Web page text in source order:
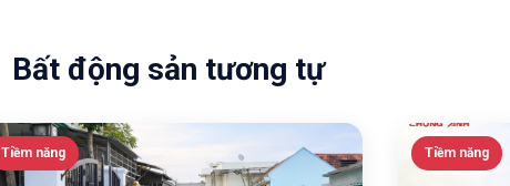
Bất động sản tương tự
Tiềm năng Tiềm năng